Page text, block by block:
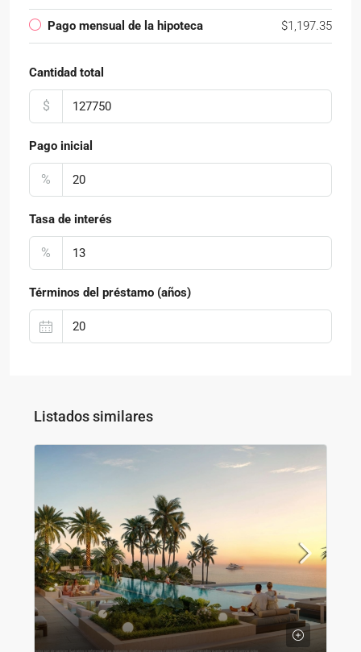
Pago mensual de la hipoteca $1,197.35
Cantidad total
$
Pago inicial
%
Tasa de interés
%
Términos del préstamo (años)
Listados similares